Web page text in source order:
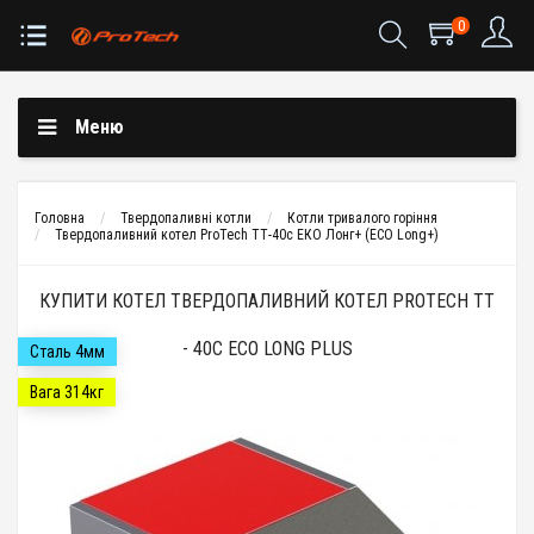
0
Меню
Головна Твердопаливні котли
Котли тривалого горіння
Твердопаливний котел ProTech ТТ-40с ЕКО Лонг+ (ECO Long+)
КУПИТИ КОТЕЛ ТВЕРДОПАЛИВНИЙ КОТЕЛ PROTECH ТТ
- 40С ECO LONG PLUS
Сталь 4мм
Вага 314кг